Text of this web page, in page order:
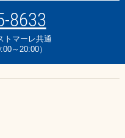
8633
トマーレ共通
～20:00）